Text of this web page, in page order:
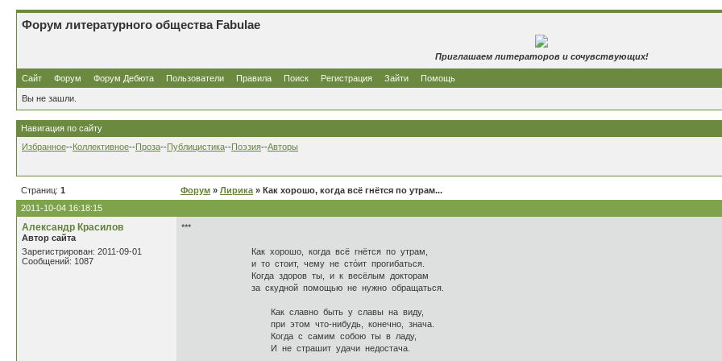
Форум литературного общества Fabulae
Приглашаем литераторов и сочувствующих!
Сайт Форум Форум Дебюта Пользователи Правила Поиск Регистрация Зайти Помощь
Вы не зашли.
Навигация по сайту
Избранное--Коллективное--Проза--Публицистика--Поэзия--Авторы
Страниц: 1 Форум » Лирика » Как хорошо, когда всё гнётся по утрам...
2011-10-04 16:18:15
Александр Красилов
Автор сайта
Зарегистрирован: 2011-09-01
Сообщений: 1087
***
Как хорошо, когда всё гнётся по утрам,
и то стоит, чему не стόит прогибаться.
Когда здоров ты, и к весёлым докторам
за скудной помощью не нужно обращаться.
Как славно быть у славы на виду,
при этом что-нибудь, конечно, знача.
Когда с самим собою ты в ладу,
И не страшит удачи недостача.